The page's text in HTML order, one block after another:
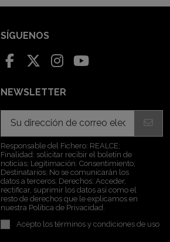
SÍGUENOS
NEWSLETTER
Responsable del Fichero: REALCE;
Finalidad: solicitar recibir el boletín de
noticias; Legitimación: Consentimiento;
Destinatarios: No se comunicarán los
datos a terceros; Derechos: Acceder,
rectificar, suprimir los datos así como el
resto de derechos que le explicamos en
nuestra Política de Privacidad.
Acepto lostérminos y condiciones de uso